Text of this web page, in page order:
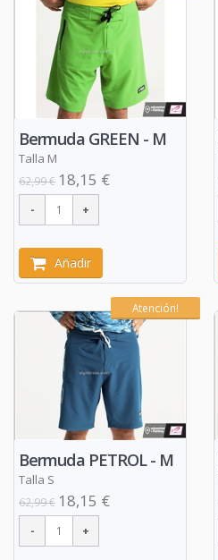
Bermuda GREEN - M
Talla M
62,99 € 18,15 €
Añadir
Atención!
Bermuda PETROL - M
Talla S
62,99 € 18,15 €